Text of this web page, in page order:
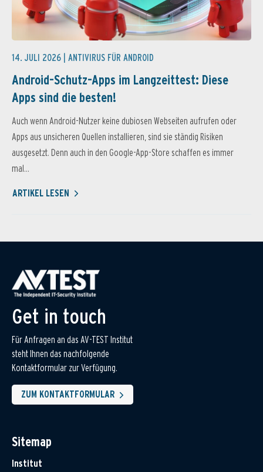
14. JULI 2026 | ANTIVIRUS FÜR ANDROID
Android-Schutz-Apps im Langzeittest: Diese
Apps sind die besten!
Auch wenn Android-Nutzer keine dubiosen Webseiten aufrufen oder
Apps aus unsicheren Quellen installieren, sind sie ständig Risiken
ausgesetzt. Denn auch in den Google-App-Store schaffen es immer
mal...
ARTIKEL LESEN
Get in touch
Für Anfragen an das AV-TEST Institut
steht Ihnen das nachfolgende
Kontaktformular zur Verfügung.
ZUM KONTAKTFORMULAR
Sitemap
Institut